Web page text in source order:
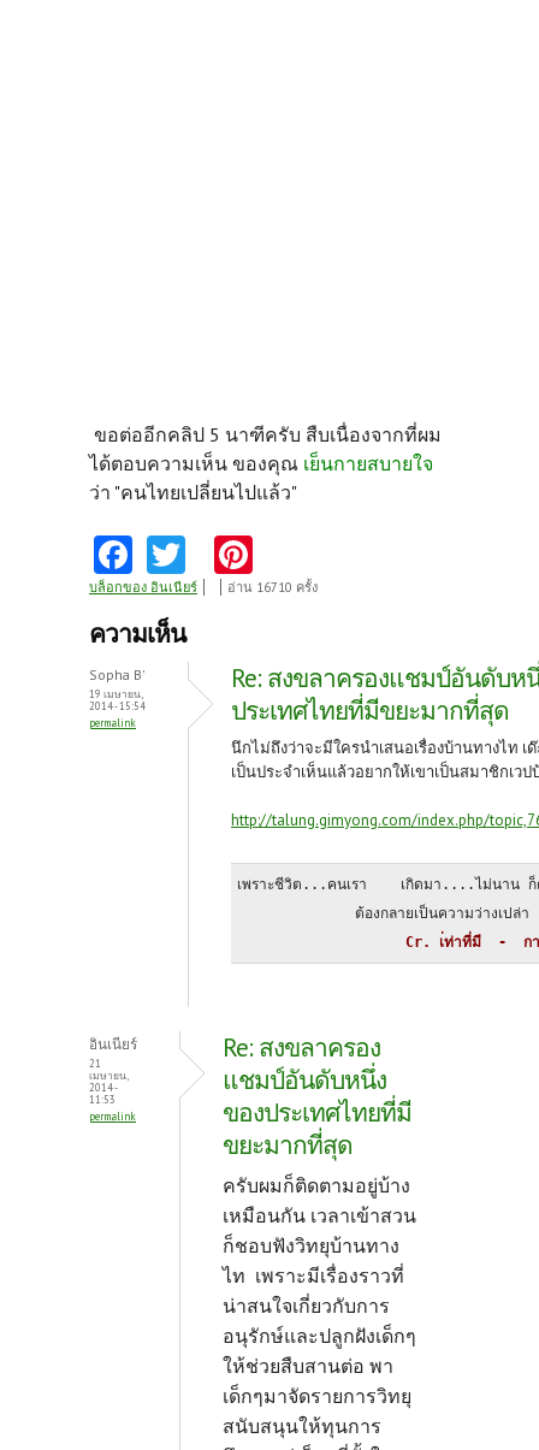
ขอต่ออีกคลิป 5 นาฑีครับ สืบเนื่องจากที่ผม
ได้ตอบความเห็น ของคุณ เย็นกายสบายใจ
ว่า "คนไทยเปลี่ยนไปแล้ว"
Fa
ce
b
o
o
k
w
itt
er
nt
es
t
บล็อกของ อินเนียร์ อ่าน 16710 ครั้ง
ความเห็น
Sopha B'
19 เมษายน,
2014 - 15:54
permalink
Re: สงขลาครองแชมป์อันดับห
ประเทศไทยที่มีขยะมากที่สุด
นึกไม่ถึงว่าจะมีใครนำเสนอเรื่องบ้านทางไท เ
เป็นประจำเห็นแล้วอยากให้เขาเป็นสมาชิกเว
http://talung.gimyong.com/index.php/
เพราะชีวิต...คนเรา    เกิดมา....ไม่นาน ก็
ต้องกลายเป็นความว่างเ
Cr. เ่ท่าที่มี  -  กา
อินเนียร์
21
เมษายน,
2014 -
11:53
permalink
Re: สงขลาครอง
แชมป์อันดับหนึ่ง
ของประเทศไทยที่มี
ขยะมากที่สุด
ครับผมก็ติดตามอยู่บ้าง
เหมือนกัน เวลาเข้าสวน
ก็ชอบฟังวิทยุบ้านทาง
ไท เพราะมีเรื่องราวที่
น่าสนใจเกี่ยวกับการ
อนุรักษ์และปลูกฝังเด็กๆ
ให้ช่วยสืบสานต่อ พา
เด็กๆมาจัดรายการวิทยุ
สนับสนุนให้ทุนการ